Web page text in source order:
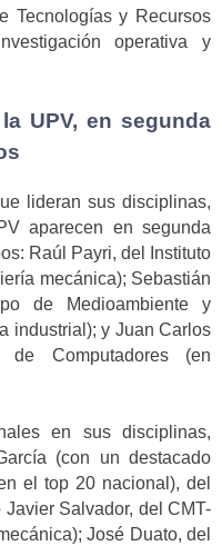
Tecnologías y Recursos
operativa y
UPV, en segunda
lideran sus disciplinas,
aparecen en segunda
Raúl Payri, del Instituto
mecánica); Sebastián
de Medioambiente y
industrial); y Juan Carlos
Computadores (en
en sus disciplinas,
(con un destacado
el top 20 nacional), del
Salvador, del CMT-
José Duato, del